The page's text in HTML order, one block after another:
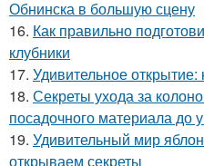
Обнинска в большую сцену
16. Как правильно
клубники
17. Удивительное
18. Секреты ухода за
посадочного материала до
19. Удивительный мир
открываем секреты